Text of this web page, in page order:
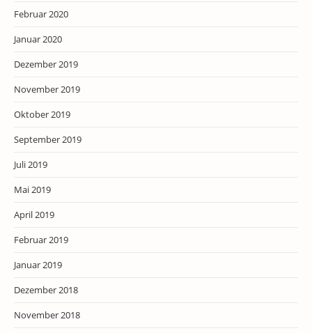
Februar 2020
Januar 2020
Dezember 2019
November 2019
Oktober 2019
September 2019
Juli 2019
Mai 2019
April 2019
Februar 2019
Januar 2019
Dezember 2018
November 2018